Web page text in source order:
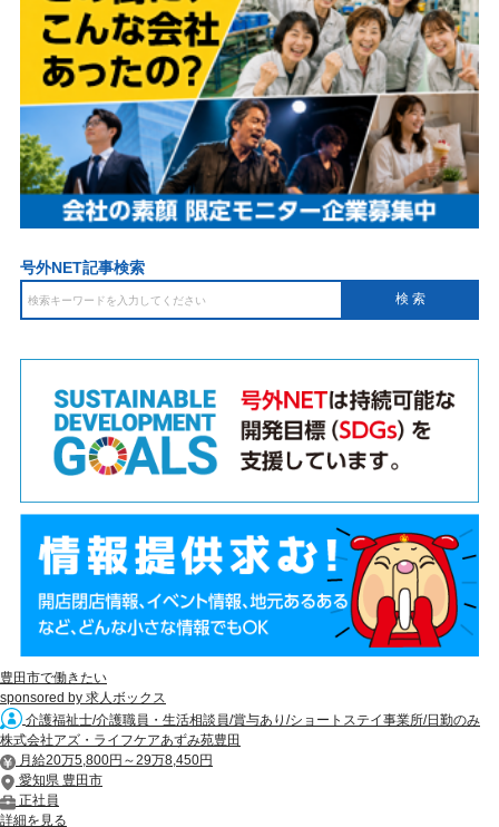
号外NET記事検索
豊田市で働きたい
sponsored by 求人ボックス
介護福祉士/介護職員・生活相談員/賞与あり/ショートステイ事業所/日勤のみ
株式会社アズ・ライフケアあずみ苑豊田
月給20万5,800円～29万8,450円
愛知県 豊田市
正社員
詳細を見る